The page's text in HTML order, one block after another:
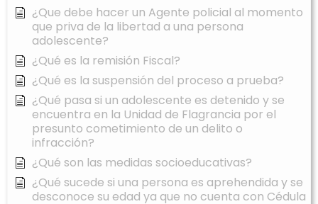
¿Que debe hacer un Agente policial al momento
que priva de la libertad a una persona
adolescente?
¿Qué es la remisión Fiscal?
¿Qué es la suspensión del proceso a prueba?
¿Qué pasa si un adolescente es detenido y se
encuentra en la Unidad de Flagrancia por el
presunto cometimiento de un delito o
infracción?
¿Qué son las medidas socioeducativas?
¿Qué sucede si una persona es aprehendida y se
desconoce su edad ya que no cuenta con Cédula